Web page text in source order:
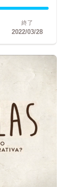
終了
2022/03/28